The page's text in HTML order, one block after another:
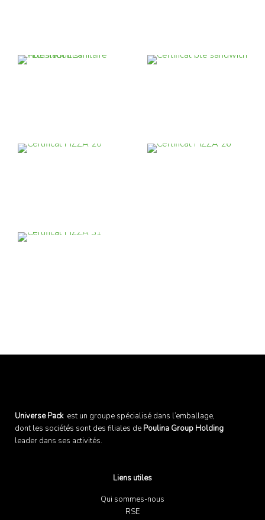
Universe Packest un groupe spécialisé dans l’emballage,
dont les sociétés sont des filiales de Poulina Group Holding
leader dans ses activités.
Liens utiles
Qui sommes-nous
RSE